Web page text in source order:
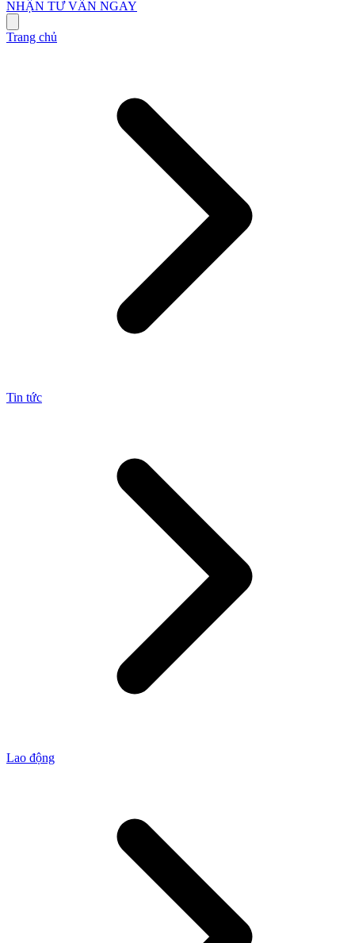
NHẬN TƯ VẤN NGAY
Trang chủ
Tin tức
Lao động